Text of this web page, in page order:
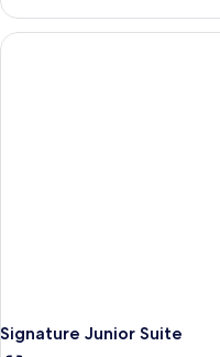
Signature
King
Signature Junior Suite